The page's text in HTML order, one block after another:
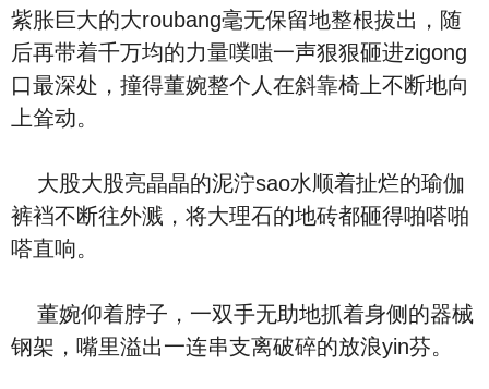
紫胀巨大的大roubang毫无保留地整根拔出，随
后再带着千万均的力量噗嗤一声狠狠砸进zigong
口最深处，撞得董婉整个人在斜靠椅上不断地向
上耸动。
大股大股亮晶晶的泥泞sao水顺着扯烂的瑜伽
裤裆不断往外溅，将大理石的地砖都砸得啪嗒啪
嗒直响。
董婉仰着脖子，一双手无助地抓着身侧的器械
钢架，嘴里溢出一连串支离破碎的放浪yin芬。